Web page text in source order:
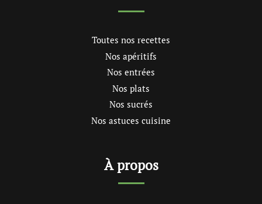
Toutes nos recettes
Nos apéritifs
Nos entrées
Nos plats
Nos sucrés
Nos astuces cuisine
À propos